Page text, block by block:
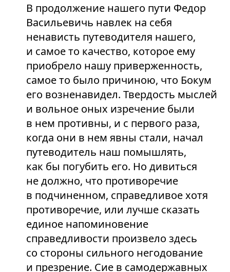
В продолжение нашего пути Федор
Васильевичь навлек на себя
ненависть путеводителя нашего,
и самое то качество, которое ему
приобрело нашу приверженность,
самое то было причиною, что Бокум
его возненавидел. Твердость мыслей
и вольное оных изречение были
в нем противны, и с первого раза,
когда они в нем явны стали, начал
путеводитель наш помышлять,
как бы погубить его. Но дивиться
не должно, что противоречие
в подчиненном, справедливое хотя
противоречие, или лучше сказать
единое напоминовение
справедливости произвело здесь
со стороны сильного негодование
и презрение. Сие в самодержавных